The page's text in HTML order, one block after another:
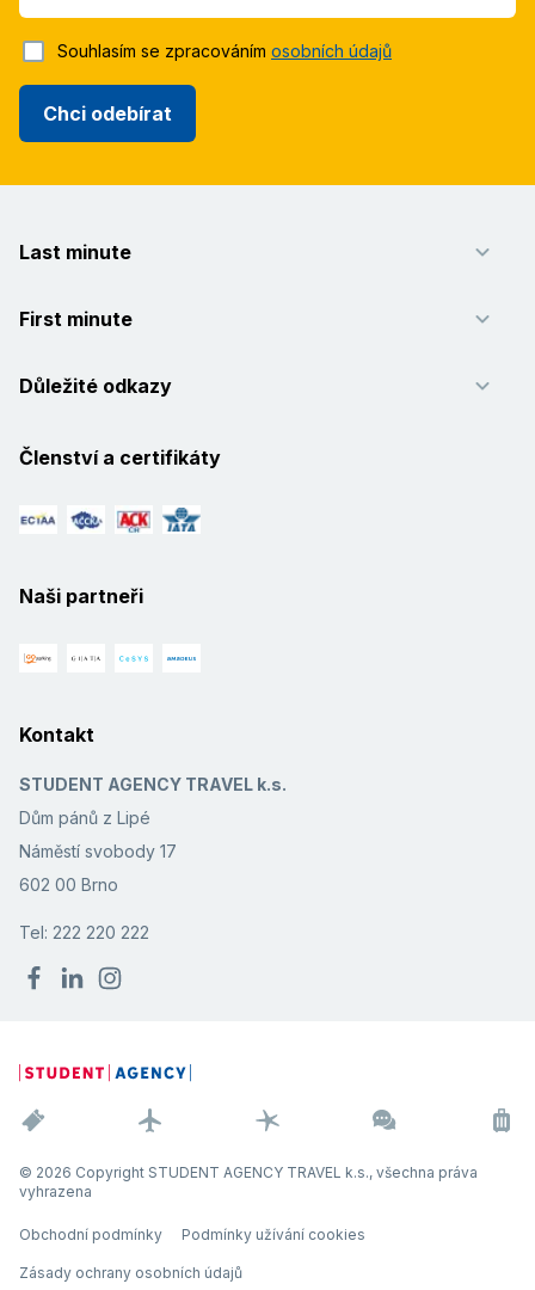
Chci odebírat
Souhlasím se zpracováním osobních údajů
Last minute
First minute
Důležité odkazy
Členství a certifikáty
Naši partneři
Kontakt
STUDENT AGENCY TRAVEL k.s.
Dům pánů z Lipé
Náměstí svobody 17
602 00 Brno
Tel: 222 220 222
© 2026 Copyright STUDENT AGENCY TRAVEL k.s., všechna práva
vyhrazena
Obchodní podmínky Podmínky užívání cookies
Zásady ochrany osobních údajů